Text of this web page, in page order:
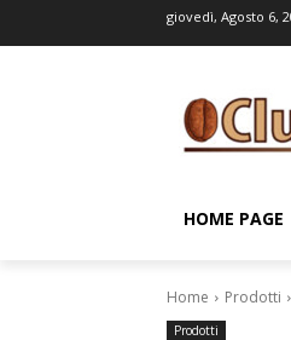
giovedì, Agosto 6,
HOME PAGE
Home Prodotti
Prodotti